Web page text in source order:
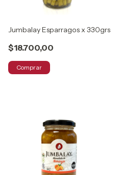
Jumbalay Esparragos x 330grs
$18.700,00
Comprar